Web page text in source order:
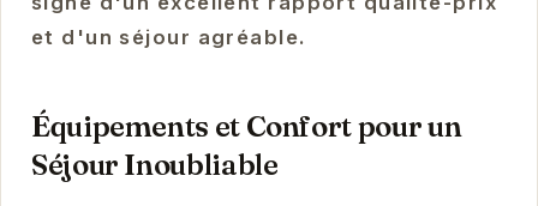
et d'un séjour agréable.
Équipements et Confort pour un
Séjour Inoubliable